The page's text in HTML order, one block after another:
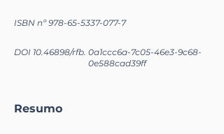
ISBN nº978-65-5337-077-7
DOI 10.46898/rfb. 0a1ccc6a-7c05-46e3-9c68-
0e588cad39ff
Resumo